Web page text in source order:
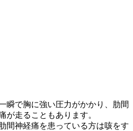
瞬で胸に強い圧力がかかり、肋間
が走ることもあります。
間神経痛を患っている方は咳をす